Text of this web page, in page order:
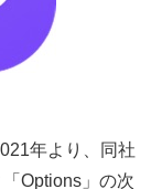
年より、同社
Options」の次